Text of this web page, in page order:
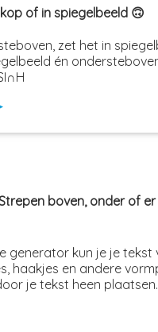
of in spiegelbeeld 🙃
zet het in
én
boven, onder of
generator kun je je tekst
haakjes en andere
je tekst heen plaatsen.